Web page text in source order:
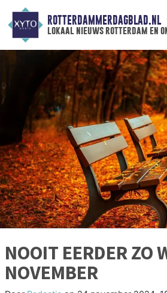
ROTTERDAMMERDAGBLAD.NL
lokaal nieuws rotterdam en
NOOIT EERDER ZO
NOVEMBER